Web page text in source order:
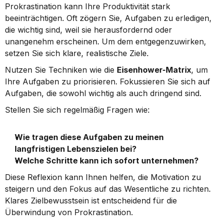
Prokrastination kann Ihre Produktivität stark
beeinträchtigen. Oft zögern Sie, Aufgaben zu erledigen,
die wichtig sind, weil sie herausfordernd oder
unangenehm erscheinen. Um dem entgegenzuwirken,
setzen Sie sich klare, realistische Ziele.
Nutzen Sie Techniken wie die Eisenhower-Matrix, um
Ihre Aufgaben zu priorisieren. Fokussieren Sie sich auf
Aufgaben, die sowohl wichtig als auch dringend sind.
Stellen Sie sich regelmäßig Fragen wie:
Wie tragen diese Aufgaben zu meinen
langfristigen Lebenszielen bei?
Welche Schritte kann ich sofort unternehmen?
Diese Reflexion kann Ihnen helfen, die Motivation zu
steigern und den Fokus auf das Wesentliche zu richten.
Klares Zielbewusstsein ist entscheidend für die
Überwindung von Prokrastination.